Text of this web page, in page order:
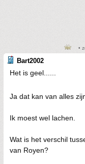
•
Bart2002
Het is geel......
Ja dat kan van alles
Ik moest wel lachen.
Wat is het verschil
van Royen?